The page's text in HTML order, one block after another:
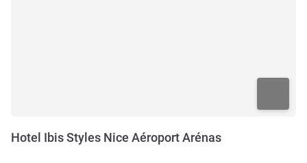
Hotel Ibis Styles Nice Aéroport Arénas